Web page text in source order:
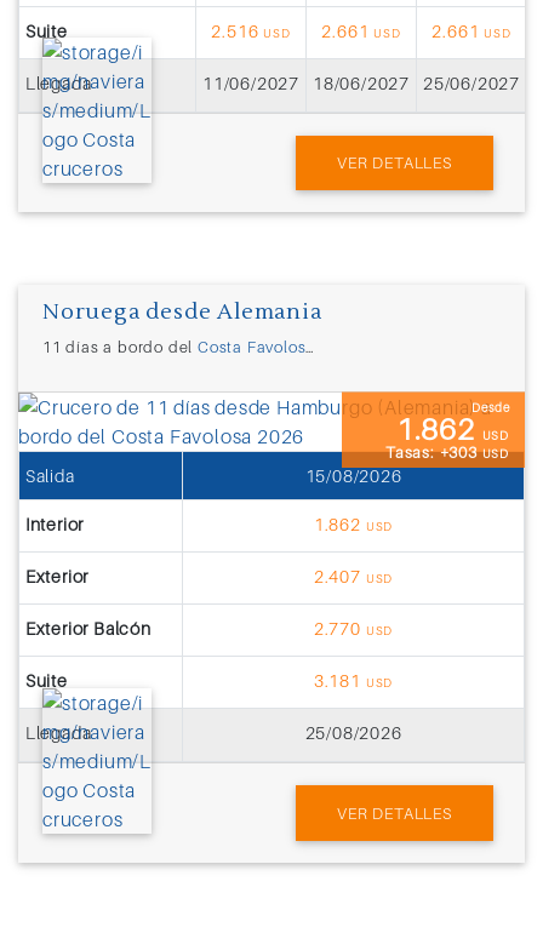
Suite 2.516 USD 2.661 USD 2.661 USD
Llegada 11/06/2027 18/06/2027 25/06/2027
VER DETALLES
Noruega desde Alemania
11 días a bordo delCosta Favolosa
Desde
1.862 USD
Tasas: +303USD
Salida 15/08/2026
Interior 1.862 USD
Exterior 2.407 USD
Exterior Balcón 2.770 USD
Suite 3.181 USD
Llegada 25/08/2026
VER DETALLES